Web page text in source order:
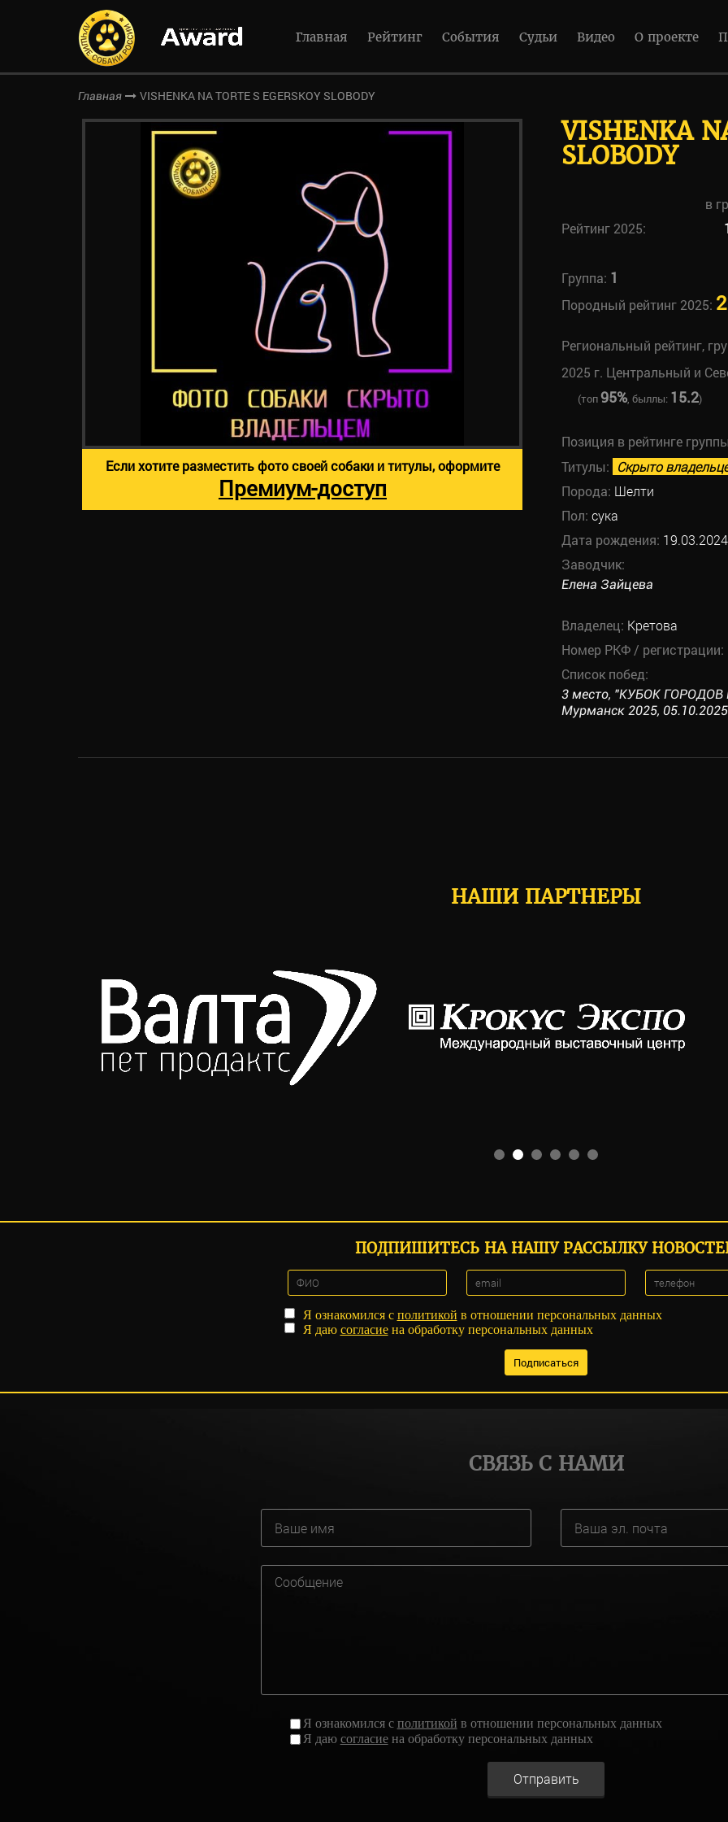
Главная Рейтинг События Судьи Видео О проекте
Главная VISHENKA NA TORTE S EGERSKOY SLOBODY
VISHENKA
SLOBODY
в
Рейтинг 2025:
Группа: 1
Породный рейтинг 2025:
Региональный рейтинг,
2025 г. Центральный и
(топ95%, быллы: 15.2)
Позиция в рейтинге
Титулы: Скрыто
Порода: Шелти
Пол: сука
Дата рождения: 19.03.2024
Заводчик:
Елена Зайцева
Владелец: Кретова
Номер РКФ / регистрации:
Список побед:
3 место, "КУБОК ГОРОДОВ
Мурманск 2025, 05.10.2025
Если хотите разместить фото своей собаки и титулы, оформите
Премиум-доступ
НАШИ ПАРТНЕРЫ
ПОДПИШИТЕСЬ НА НАШУ РАССЫЛКУ
Я ознакомился с политикой в отношении персональных данных
Я даю согласиена обработку персональных данных
СВЯЗЬ С НАМИ
Я ознакомился с политикой в отношении персональных данных
Я даю согласиена обработку персональных данных
Отправить